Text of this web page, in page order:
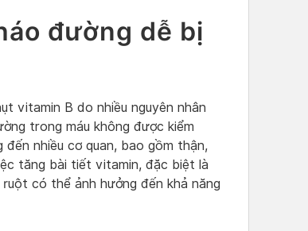
đường dễ bị
vitamin B do nhiều nguyên nhân
trong máu không được kiểm
nhiều cơ quan, bao gồm thận,
tăng bài tiết vitamin, đặc biệt là
có thể ảnh hưởng đến khả năng